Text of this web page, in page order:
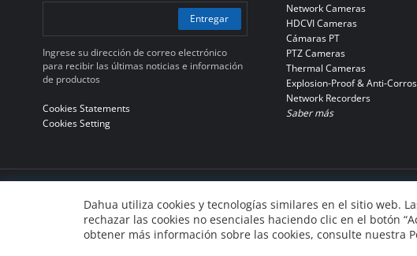
Dahua utiliza cookies y tecnologías similares en el sitio web.
rechazar las cookies no esenciales haciendo clic en el botón
obtener más información sobre las cookies, consulte nuestra
Entregar
Ingrese su dirección de correo electrónico
para recibir las últimas noticias e información
de productos
Cookies Statements
Cookies Setting
Network Cameras
HDCVI Cameras
Cámaras PT
PTZ Cameras
Thermal Cameras
Explosion-Proof & Anti-
Network Recorders
Saber más
© 2010-2026 Dahua Technology Co., Ltd
浙ICP备07004180号-3
浙公网安备 33010802004137号